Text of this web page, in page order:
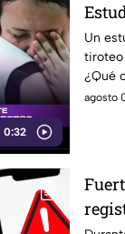
0:32
Un
tiroteo
¿Qué
agosto